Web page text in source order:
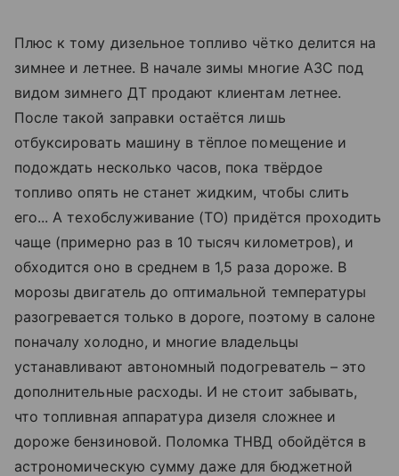
Плюс к тому дизельное топливо чётко делится на
зимнее и летнее. В начале зимы многие АЗС под
видом зимнего ДТ продают клиентам летнее.
После такой заправки остаётся лишь
отбуксировать машину в тёплое помещение и
подождать несколько часов, пока твёрдое
топливо опять не станет жидким, чтобы слить
его... А тех­обслуживание (ТО) придётся проходить
чаще (примерно раз в 10 тысяч километров), и
обходится оно в среднем в 1,5 раза дороже. В
морозы двигатель до оптимальной температуры
разогревается только в дороге, поэтому в салоне
поначалу холодно, и многие владельцы
устанавливают автономный подогреватель – это
дополнительные расходы. И не стоит забывать,
что топливная аппаратура дизеля сложнее и
дороже бензиновой. Поломка ТНВД обойдётся в
астрономическую сумму даже для бюджетной